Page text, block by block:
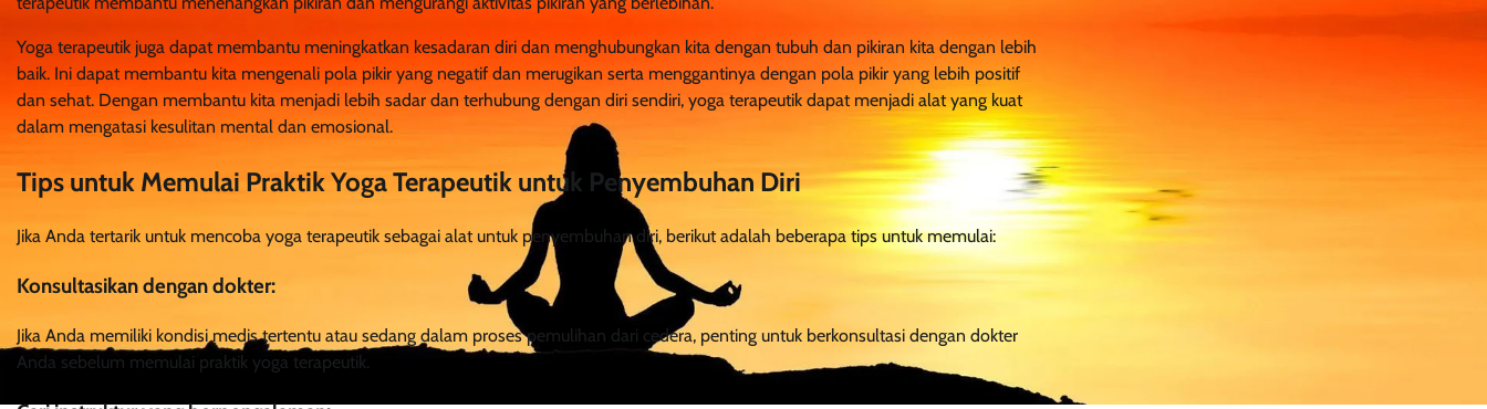
Yoga terapeutik juga dapat membantu meningkatkan kesadaran diri dan menghubungkan kita dengan tubuh dan pikiran kita dengan lebih
baik. Ini dapat membantu kita mengenali pola pikir yang negatif dan merugikan serta menggantinya dengan pola pikir yang lebih positif
dan sehat. Dengan membantu kita menjadi lebih sadar dan terhubung dengan diri sendiri, yoga terapeutik dapat menjadi alat yang kuat
dalam mengatasi kesulitan mental dan emosional.
Tips untuk Memulai Praktik Yoga Terapeutik untuk Penyembuhan Diri
Jika Anda tertarik untuk mencoba yoga terapeutik sebagai alat untuk penyembuhan diri, berikut adalah beberapa tips untuk memulai:
Konsultasikan dengan dokter:
Jika Anda memiliki kondisi medis tertentu atau sedang dalam proses pemulihan dari cedera, penting untuk berkonsultasi dengan dokter
Anda sebelum memulai praktik yoga terapeutik.